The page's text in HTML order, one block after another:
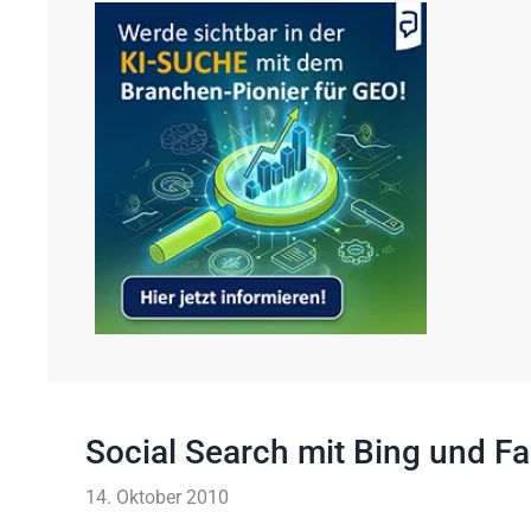
Social Search mit Bing und
14. Oktober 2010